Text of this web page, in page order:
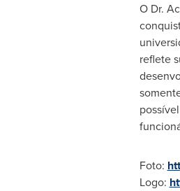
O Dr.
reflete
Foto:
Logo: